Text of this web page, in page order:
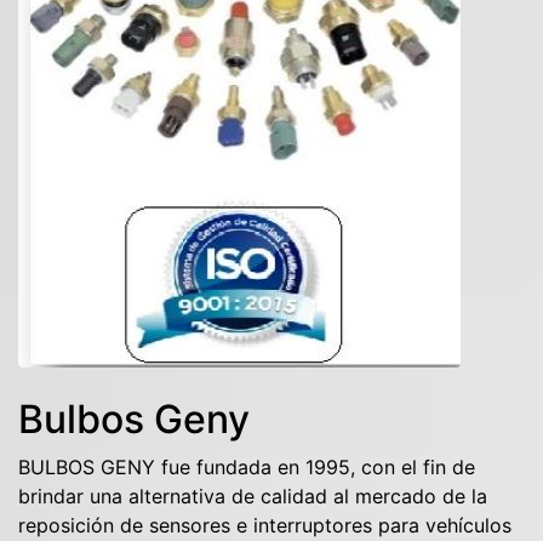
Bulbos Geny
BULBOS GENY fue fundada en 1995, con el fin de
brindar una alternativa de calidad al mercado de la
reposición de sensores e interruptores para vehículos